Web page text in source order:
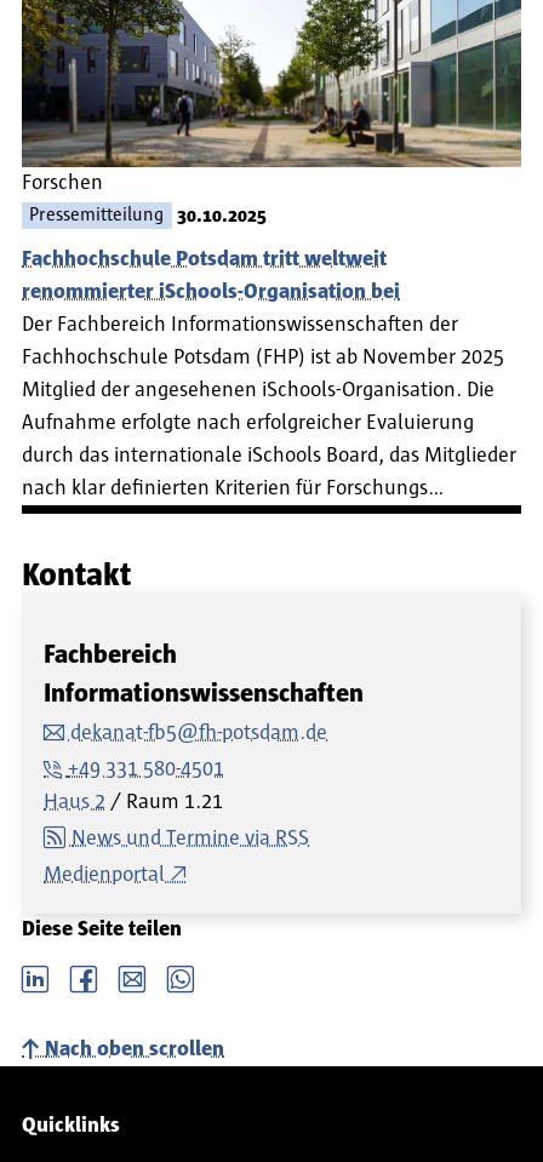
Forschen
Pressemitteilung 30.10.2025
Fachhochschule Potsdam tritt weltweit
renommierter iSchools-Organisation bei
Der Fachbereich Informationswissenschaften der
Fachhochschule Potsdam (FHP) ist ab November 2025
Mitglied der angesehenen iSchools-Organisation. Die
Aufnahme erfolgte nach erfolgreicher Evaluierung
durch das internationale iSchools Board, das Mitglieder
nach klar definierten Kriterien für Forschungs…
Kontakt
Fachbereich
Informationswissenschaften
dekanat-fb5@fh-potsdam.de
+49 331 580-4501
Haus 2
Raum 1.21
News und Termine via RSS
Medienportal
Diese Seite teilen
LinkedIn Facebook email Whatsapp
Nach oben scrollen
Service-Navigation
Quicklinks